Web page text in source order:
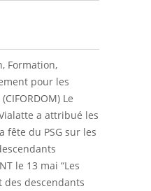
Formation,
pour les
Le
a attribué les
fête du PSG sur les
le 13 mai “Les
des descendants